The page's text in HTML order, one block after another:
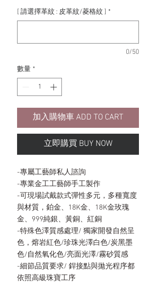
[ 請選擇革紋 : 皮革紋/菱格紋 ] *
0/50
數量 *
加入購物車 ADD TO CART
立即購買 BUY NOW
-專屬工藝師私人諮詢
-專業金工工藝師手工製作
-可現場試戴款式彈性多元，多種寬度
與材質，鉑金、18K金、18K金玫瑰
金、999純銀、黃銅、紅銅
-特殊色澤質感處理/ 獨家開發自然呈
色，熔岩紅色/珍珠光澤白色/炭黑墨
色/自然氧化色/亮面光澤/霧砂質感
-細節品質要求/ 銲接點與拋光程序都
依照高級珠寶工序